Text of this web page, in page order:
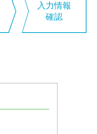
入力情報
確認